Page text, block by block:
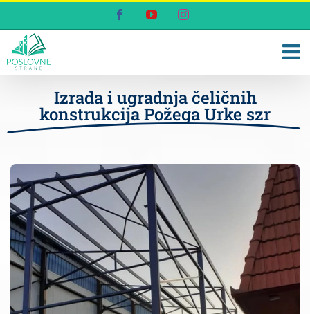
content
FacebookYouTubeInstagram
Izrada i ugradnja čeličnih
konstrukcija Požega Urke szr